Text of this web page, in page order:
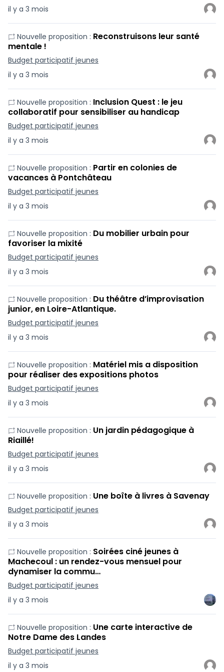
il y a 3 mois
il y a 3 mois
Nouvelle proposition : Reconstruisons leur santé
mentale !
Budget participatif jeunes
il y a 3 mois
Nouvelle proposition : Inclusion Quest : le jeu
collaboratif pour sensibiliser au handicap
Budget participatif jeunes
il y a 3 mois
Nouvelle proposition : Partir en colonies de
vacances à Pontchâteau
Budget participatif jeunes
il y a 3 mois
Nouvelle proposition : Du mobilier urbain pour
favoriser la mixité
Budget participatif jeunes
il y a 3 mois
Nouvelle proposition : Du théâtre d’improvisation
junior, en Loire-Atlantique.
Budget participatif jeunes
il y a 3 mois
Nouvelle proposition : Matériel mis a disposition
pour réaliser des expositions photos
Budget participatif jeunes
il y a 3 mois
Nouvelle proposition : Un jardin pédagogique à
Riaillé!
Budget participatif jeunes
il y a 3 mois
Nouvelle proposition : Une boîte à livres à Savenay
Budget participatif jeunes
il y a 3 mois
Nouvelle proposition : Soirées ciné jeunes à
Machecoul : un rendez-vous mensuel pour
dynamiser la commu…
Budget participatif jeunes
il y a 3 mois
Nouvelle proposition : Une carte interactive de
Notre Dame des Landes
Budget participatif jeunes